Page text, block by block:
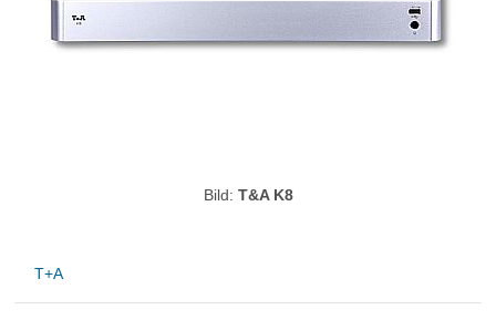
Bild: T&A K8
T+A